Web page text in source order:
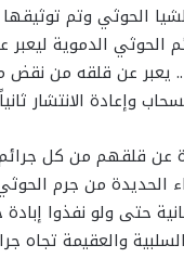
الحوثي وتم
الحوثي الدموية
.. يعبر عن قلقه من
وإعادة الانتشار
عن قلقهم من كل
الحديدة من جرم
حتى ولو نفذوا
والعقيمة تجاه